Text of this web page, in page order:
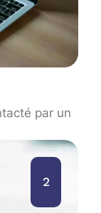
par un
2